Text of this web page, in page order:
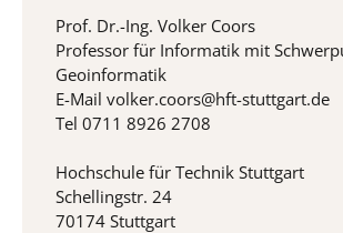
Prof. Dr.-Ing. Volker Coors
Professor für Informatik mit
Geoinformatik
E-Mail volker.coors@hft-stuttgart.de
Tel 0711 8926 2708
Hochschule für Technik Stuttgart
Schellingstr. 24
70174 Stuttgart